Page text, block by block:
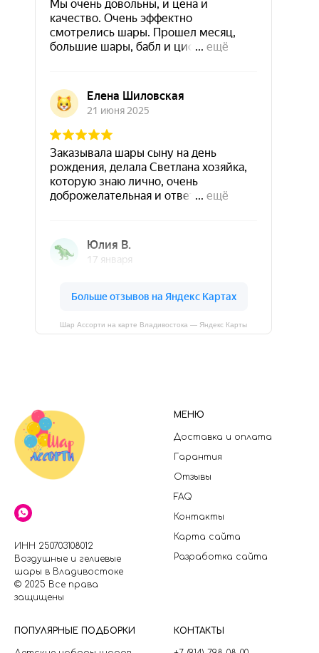
Шар Ассорти на карте Владивостока — Яндекс Карты
ИНН 250703108012
Воздушные и гелиевые
шары в Владивостоке
© 2025 Все права
защищены
МЕНЮ
Доставка и оплата
Гарантия
Отзывы
FAQ
Контакты
Карта сайта
Разработка сайта
ПОПУЛЯРНЫЕ ПОДБОРКИ КОНТАКТЫ